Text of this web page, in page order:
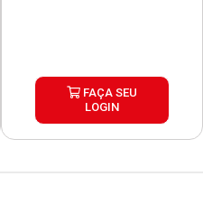
FAÇA SEU
LOGIN